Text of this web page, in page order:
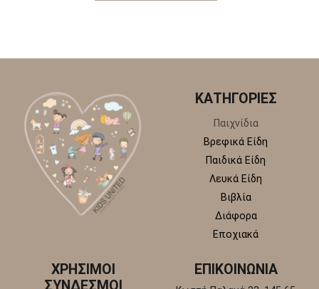
ΚΑΤΗΓΟΡΙΕΣ
Παιχνίδια
Βρεφικά Είδη
Παιδικά Είδη
Λευκά Είδη
Βιβλία
Διάφορα
Εποχιακά
ΧΡΗΣΙΜΟΙ
ΕΠΙΚΟΙΝΩΝΙΑ